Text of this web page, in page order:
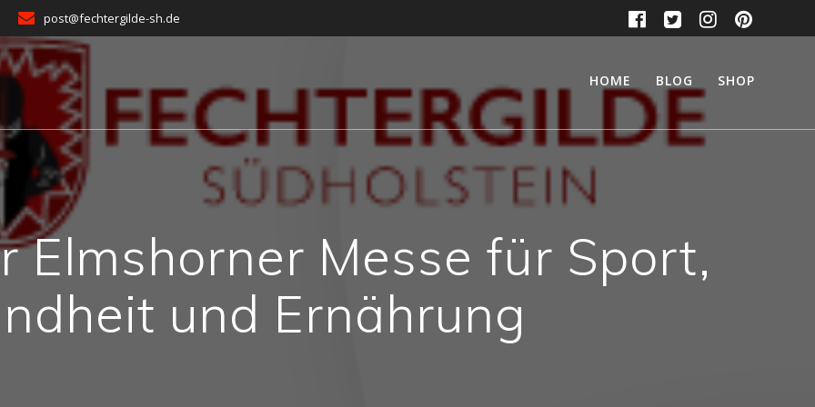
post@fechtergilde-sh.de
HOME BLOG SHOP
Elmshorner Messe für Sport,
und Ernährung